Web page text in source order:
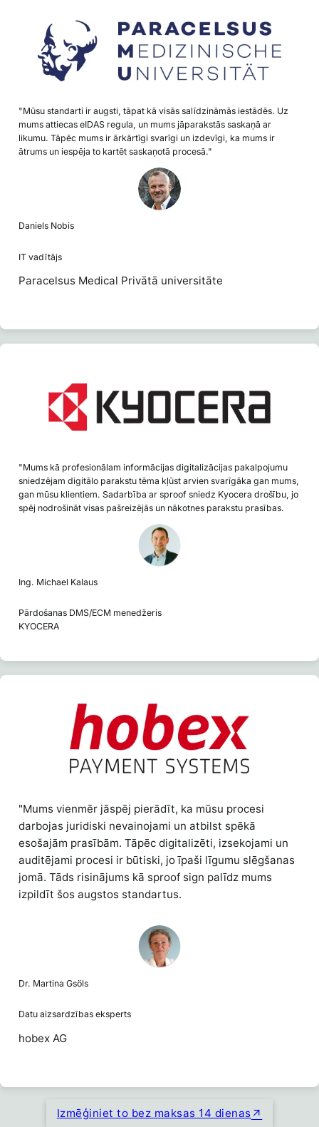
"Mūsu standarti ir augsti, tāpat kā visās salīdzināmās iestādēs. Uz
mums attiecas eIDAS regula, un mums jāparakstās saskaņā ar
likumu. Tāpēc mums ir ārkārtīgi svarīgi un izdevīgi, ka mums ir
ātrums un iespēja to kartēt saskaņotā procesā."
Daniels Nobis
IT vadītājs
Paracelsus Medical Privātā universitāte
"Mums kā profesionālam informācijas digitalizācijas pakalpojumu
sniedzējam digitālo parakstu tēma kļūst arvien svarīgāka gan mums,
gan mūsu klientiem. Sadarbība ar sproof sniedz Kyocera drošību, jo
spēj nodrošināt visas pašreizējās un nākotnes parakstu prasības.
Ing. Michael Kalaus
Pārdošanas DMS/ECM menedžeris
KYOCERA
"Mums vienmēr jāspēj pierādīt, ka mūsu procesi
darbojas juridiski nevainojami un atbilst spēkā
esošajām prasībām. Tāpēc digitalizēti, izsekojami un
auditējami procesi ir būtiski, jo īpaši līgumu slēgšanas
jomā. Tāds risinājums kā sproof sign palīdz mums
izpildīt šos augstos standartus.
Dr. Martina Gsöls
Datu aizsardzības eksperts
hobex AG
Izmēģiniet to bez maksas 14 dienas